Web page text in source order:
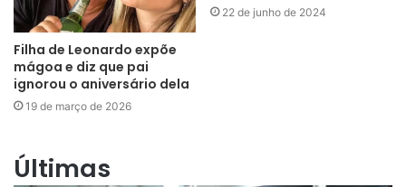
Filha de Leonardo expõe
mágoa e diz que pai
ignorou o aniversário dela
19 de março de 2026
22 de junho de 2024
Últimas